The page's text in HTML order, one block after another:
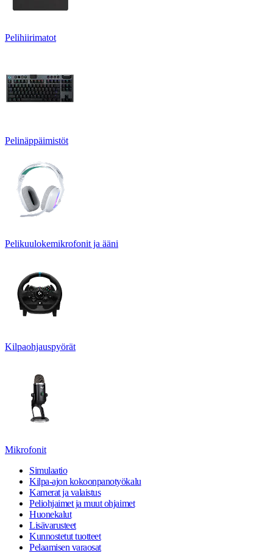
Pelihiirimatot
Pelinäppäimistöt
Pelikuulokemikrofonit ja ääni
Kilpaohjauspyörät
Mikrofonit
Simulaatio
Kilpa-ajon kokoonpanotyökalu
Kamerat ja valaistus
Peliohjaimet ja muut ohjaimet
Huonekalut
Lisävarusteet
Kunnostetut tuotteet
Pelaamisen varaosat